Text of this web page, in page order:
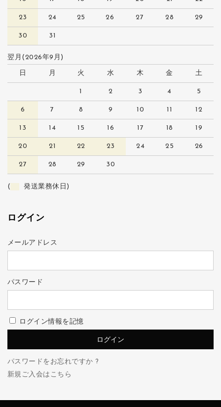
23 24 25 26 27 28 29
30 31
翌月(2026年9月)
日 月 火 水 木 金 土
1 2 3 4 5
6 7 8 9 10 11 12
13 14 15 16 17 18 19
20 21 22 23 24 25 26
27 28 29 30
( 発送業務休日)
ログイン
メールアドレス
パスワード
ログイン情報を記憶
パスワードをお忘れですか ?
新規ご入会はこちら